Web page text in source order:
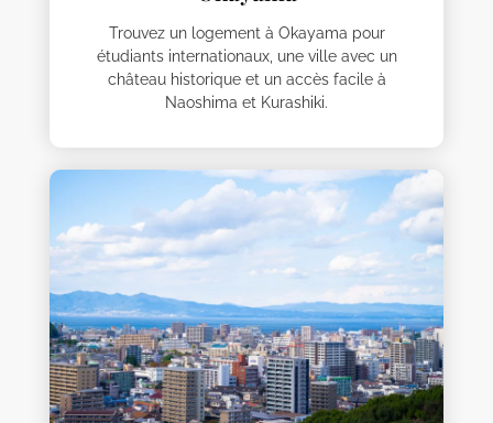
Trouvez un logement à Okayama pour
étudiants internationaux, une ville avec un
château historique et un accès facile à
Naoshima et Kurashiki.